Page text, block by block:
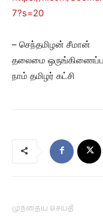
7?s=20
– செந்தமிழன் சீமான்
தலைமை
நாம் தமிழர் கட்சி
முந்தைய செய்தி